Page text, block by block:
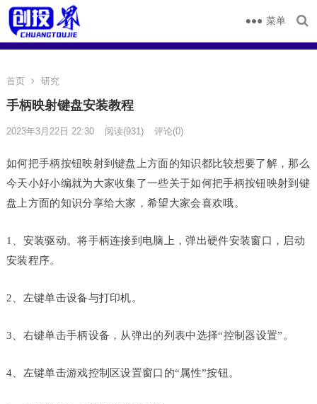
菜单
首页 研究
手柄映射键盘安装教程
2023年3月22日 22:30 阅读(931) 评论(0)
如何把手柄按钮映射到键盘上方面的知识都比较想要了解，那么
今天小好小编就为大家收集了一些关于如何把手柄按钮映射到键
盘上方面的知识分享给大家，希望大家会喜欢哦。
1、安装驱动。将手柄连接到电脑上，弹出硬件安装窗口，启动
安装程序。
2、左键单击设备与打印机。
3、右键单击手柄设备，从弹出的列表中选择“控制器设置”。
4、左键单击游戏控制区设置窗口的“属性”按钮。